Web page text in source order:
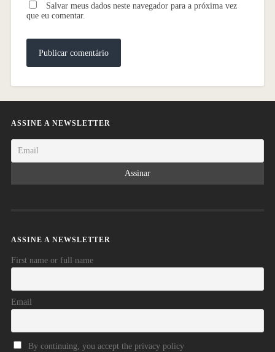
Salvar meus dados neste navegador para a próxima vez
que eu comentar.
ASSINE A NEWSLETTER
ASSINE A NEWSLETTER
First name or full name
Email
By continuing, you accept the privacy policy